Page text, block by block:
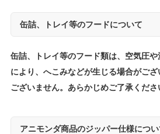
缶詰、トレイ等のフードについて
缶詰、トレイ等のフード類は、空気圧
により、へこみなどが生じる場合がご
ございません。あらかじめご了承くださ
アニモンダ商品のジッパー仕様につい